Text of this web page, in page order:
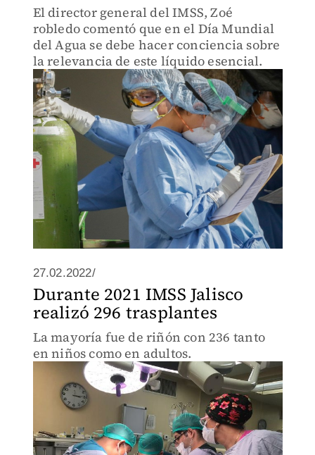
El director general del IMSS, Zoé
robledo comentó que en el Día Mundial
del Agua se debe hacer conciencia sobre
la relevancia de este líquido esencial.
27.02.2022/
Durante 2021 IMSS Jalisco
realizó 296 trasplantes
La mayoría fue de riñón con 236 tanto
en niños como en adultos.